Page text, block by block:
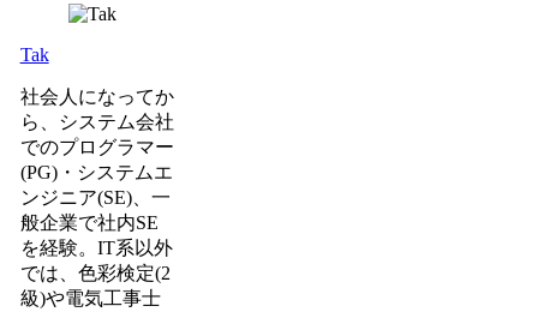
Tak
社会人になってか
ら、システム会社
でのプログラマー
(PG)・システムエ
ンジニア(SE)、一
般企業で社内SE
を経験。IT系以外
では、色彩検定(2
級)や電気工事士